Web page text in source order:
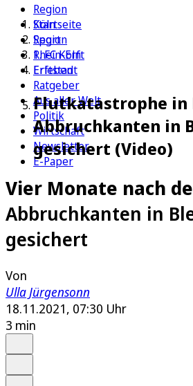
Region
Köln
Sport
1. FC Köln
Erleben
Ratgeber
Aus aller Welt
Politik
Wirtschaft
Newsletter
E-Paper
Startseite
Region
Rhein-Erft
Erftstadt
Flutkatastrophe in
Abbruchkanten in
gesichert (Video)
Vier Monate nach
Abbruchkanten in
gesichert
Von
Ulla Jürgensonn
18.11.2021, 07:30 Uhr
3 min